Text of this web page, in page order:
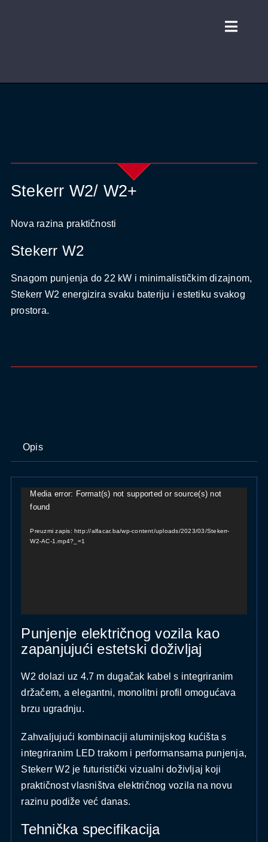
PARTNERI
KONTAKT
Stekerr W2/ W2+
Nova razina praktičnosti
Stekerr W2
Snagom punjenja do 22 kW i minimalističkim dizajnom,
Stekerr W2 energizira svaku bateriju i estetiku svakog
prostora.
Opis
Reproduktor
videozapisa
Media error: Format(s) not supported or source(s) not
found
Preuzmi zapis: http://alfacar.ba/wp-content/uploads/2023/03/Stekerr-
W2-AC-1.mp4?_=1
Punjenje električnog vozila kao
zapanjujući estetski doživljaj
W2 dolazi uz 4.7 m dugačak kabel s integriranim
držačem, a elegantni, monolitni profil omogućava
brzu ugradnju.
Zahvaljujući kombinaciji aluminijskog kućišta s
integriranim LED trakom i performansama punjenja,
Stekerr W2 je futuristički vizualni doživljaj koji
praktičnost vlasništva električnog vozila na novu
razinu podiže već danas.
Tehnička specifikacija